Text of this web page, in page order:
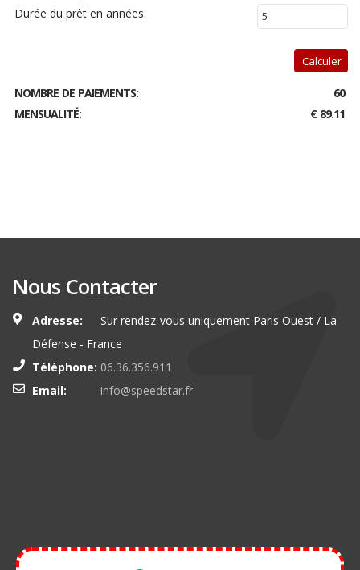
Durée du prêt en années:
Calculer
NOMBRE DE PAIEMENTS:
60
MENSUALITÉ:
€ 89.11
Nous Contacter
Adresse:
Sur rendez-vous uniquement Paris Ouest / La
Défense - France
Téléphone: 06.36.356.911
Email:
info@speedstar.fr